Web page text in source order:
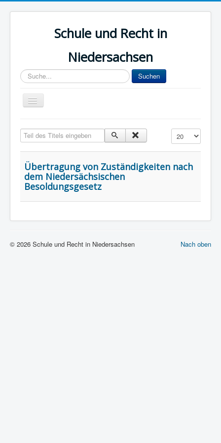
Schule und Recht in
Niedersachsen
Sucheingabe Suchen
Navigation
an/aus
Aktuelle Seite: Startseite Zuständigkeiten
Teil des Titels eingeben Anzeige #
Übertragung von Zuständigkeiten nach
dem Niedersächsischen
Besoldungsgesetz
Nach oben
© 2026 Schule und Recht in Niedersachsen